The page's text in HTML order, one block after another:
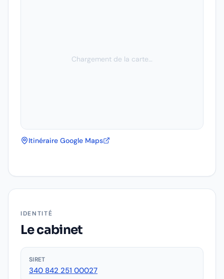
Chargement de la carte…
Itinéraire Google Maps
IDENTITÉ
Le cabinet
SIRET
340 842 251 00027